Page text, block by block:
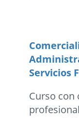
Servicios
Curso con